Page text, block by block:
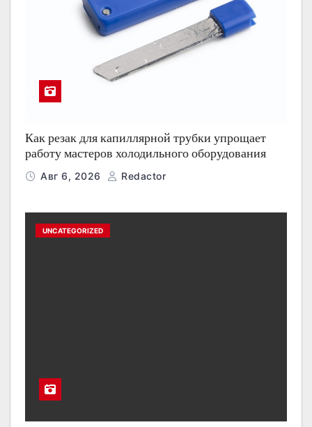
Как резак для капиллярной трубки упрощает
работу мастеров холодильного оборудования
Авг 6, 2026 Redactor
UNCATEGORIZED